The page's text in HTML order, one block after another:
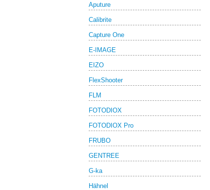
Aputure
Calibrite
Capture One
E-IMAGE
EIZO
FlexShooter
FLM
FOTODIOX
FOTODIOX Pro
FRUBO
GENTREE
G-ka
Hähnel